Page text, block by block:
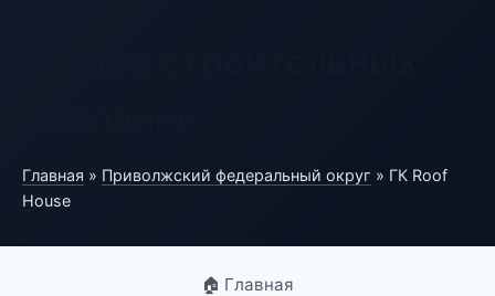
Главная » Приволжский федеральный округ » ГК Roof
House
🏠 Главная